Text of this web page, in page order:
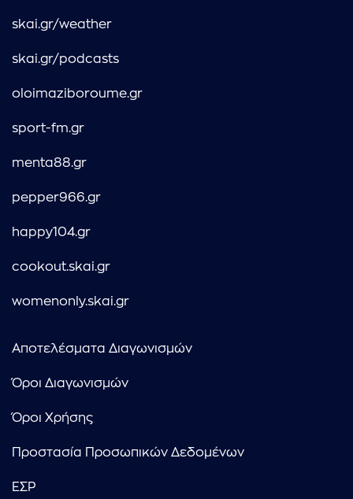
skai.gr/weather
skai.gr/podcasts
oloimaziboroume.gr
sport-fm.gr
menta88.gr
pepper966.gr
happy104.gr
cookout.skai.gr
womenonly.skai.gr
Αποτελέσματα Διαγωνισμών
Όροι Διαγωνισμών
Όροι Χρήσης
Προστασία Προσωπικών Δεδομένων
ΕΣΡ